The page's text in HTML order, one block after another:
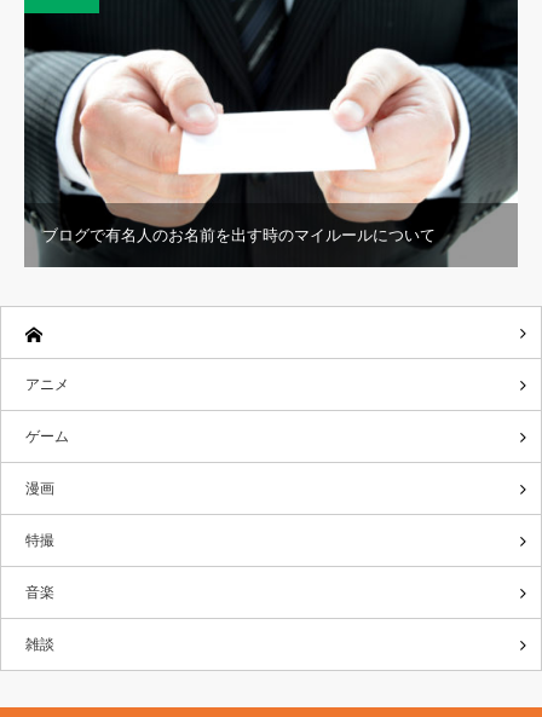
ブログで有名人のお名前を出す時のマイルールについて
アニメ
ゲーム
漫画
特撮
音楽
雑談